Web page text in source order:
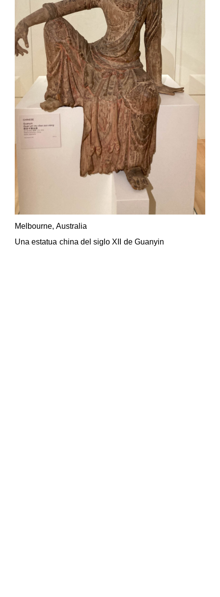
Melbourne, Australia
Una estatua china del siglo XII de Guanyin